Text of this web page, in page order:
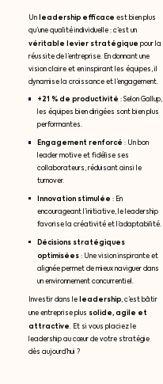
Unleadership efficace est bien plus
qu’une qualité individuelle : c’est un
véritable levier stratégique pour la
réussite de l’entreprise. En donnant une
vision claire et en inspirant les équipes, il
dynamise la croissance et l’engagement.
+21 % de productivité : Selon Gallup,
les équipes bien dirigées sont bien plus
performantes.
Engagement renforcé : Un bon
leader motive et fidélise ses
collaborateurs, réduisant ainsi le
turnover.
Innovation stimulée : En
encourageant l’initiative, le leadership
favorise la créativité et l’adaptabilité.
Décisions stratégiques
optimisées: Une vision inspirante et
alignée permet de mieux naviguer dans
un environnement concurrentiel.
Investir dans leleadership, c’est bâtir
une entreprise plus solide, agile et
attractive. Et si vous placiez le
leadership au cœur de votre stratégie
dès aujourd’hui ?